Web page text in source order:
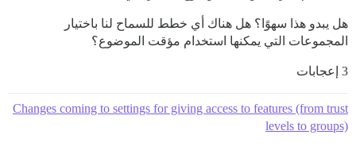
هل يبدو هذا سهوًا؟ هل هناك أي خطط للسماح لنا باختيار
المجموعات التي يمكنها استخدام مؤقت الموضوع؟
3 إعجابات
Changes coming to settings for giving access to features (from trust
levels to groups)